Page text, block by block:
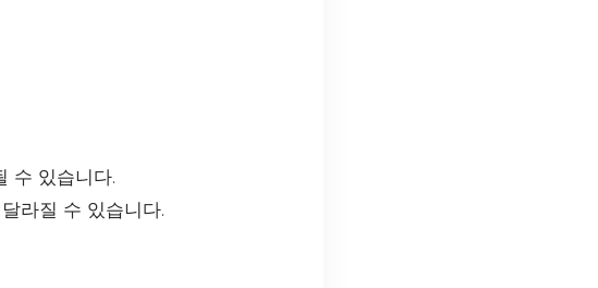
수 있습니다.
라질 수 있습니다.